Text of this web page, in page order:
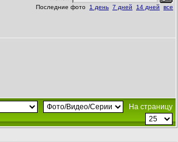
Последние фото 1 день 7 дней 14 дней все
На страницу